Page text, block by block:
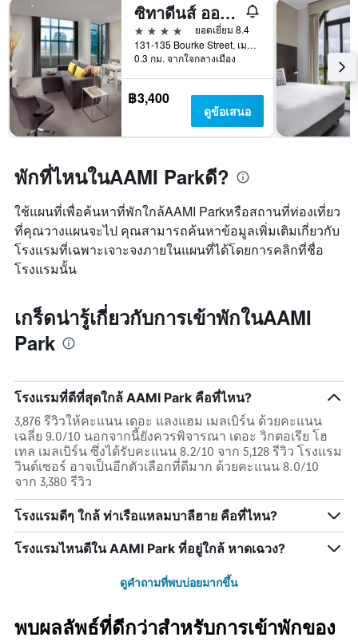
ซิทาดีนส์ ออน เบิร์ก เมลเบิร์น
4 ดาว
ยอดเยี่ยม 8.4
131-135 Bourke Street, เมลเบิร์น, VIC, ออสเตรเลีย
0.3 กม. จากใจกลางเมือง
฿3,400
ดูข้อเสนอ
พักที่ไหนในAAMI Parkดี?
ใช้แผนที่เพื่อค้นหาที่พักใกล้AAMI Parkหรือสถานที่ท่องเที่ยว
ที่คุณวางแผนจะไป คุณสามารถค้นหาข้อมูลเพิ่มเติมเกี่ยวกับ
โรงแรมที่เฉพาะเจาะจงภายในแผนที่ได้โดยการคลิกที่ชื่อ
โรงแรมนั้น
เกร็ดน่ารู้เกี่ยวกับการเข้าพักในAAMI
Park
โรงแรมที่ดีที่สุดใกล้ AAMI Park คือที่ไหน?
3,876 รีวิวให้คะแนน เดอะ แลงแฮม เมลเบิร์น ด้วยคะแนน
เฉลี่ย 9.0/10 นอกจากนี้ยังควรพิจารณา เดอะ วิกตอเรีย โฮ
เทล เมลเบิร์น ซึ่งได้รับคะแนน 8.2/10 จาก 5,128 รีวิว โรงแรม
วินด์เซอร์ อาจเป็นอีกตัวเลือกที่ดีมาก ด้วยคะแนน 8.0/10
จาก 3,380 รีวิว
โรงแรมดีๆ ใกล้ ท่าเรือแหลมบาลีฮาย คือที่ไหน?
โรงแรมไหนดีใน AAMI Park ที่อยู่ใกล้ หาดเฉวง?
ดูคำถามที่พบบ่อยมากขึ้น
พบผลลัพธ์ที่ดีกว่าสำหรับการเข้าพักของ